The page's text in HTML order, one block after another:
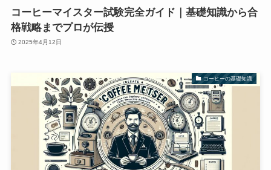
コーヒーマイスター試験完全ガイド｜基礎知識から合
格戦略までプロが伝授
2025年4月12日
コーヒーの基礎知識